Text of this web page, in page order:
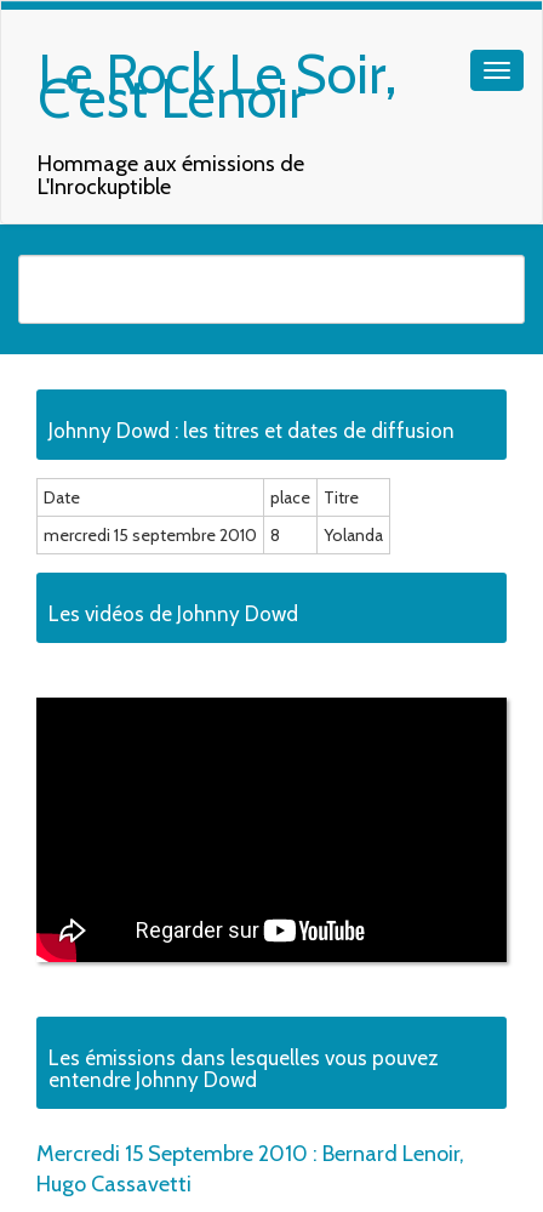
Le Rock Le Soir,
C'est Lenoir
Hommage aux émissions de
L'Inrockuptible
Johnny Dowd : les titres et dates de diffusion
Date place
Titre
mercredi 15 septembre 2010
8 Yolanda
Les vidéos de Johnny Dowd
Les émissions dans lesquelles vous pouvez
entendre Johnny Dowd
Mercredi 15 Septembre 2010 : Bernard Lenoir,
Hugo Cassavetti